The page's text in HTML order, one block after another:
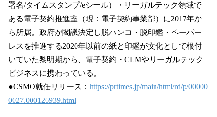
署名/タイムスタンプ/eシール）・リーガルテック領域で
ある電子契約推進室（現：電子契約事業部）に2017年か
ら所属。政府が閣議決定し脱ハンコ・脱印鑑・ペーパー
レスを推進する2020年以前の紙と印鑑が文化として根付
いていた黎明期から、電子契約・CLMやリーガルテック
ビジネスに携わっている。
●CSMO就任リリース： https://prtimes.jp/main/html/rd/p/00000
0027.000126939.html